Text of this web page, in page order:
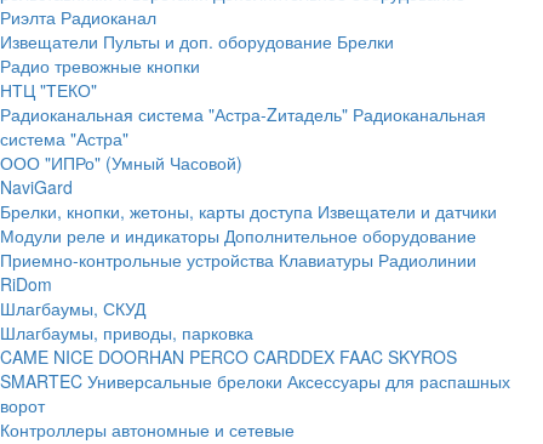
Риэлта Радиоканал
Извещатели Пульты и доп. оборудование Брелки
Радио тревожные кнопки
НТЦ "ТЕКО"
Радиоканальная система "Астра-Zитадель" Радиоканальная
система "Астра"
ООО "ИПРо" (Умный Часовой)
NaviGard
Брелки, кнопки, жетоны, карты доступа Извещатели и датчики
Модули реле и индикаторы Дополнительное оборудование
Приемно-контрольные устройства Клавиатуры Радиолинии
RiDom
Шлагбаумы, СКУД
Шлагбаумы, приводы, парковка
CAME NICE DOORHAN PERCO CARDDEX FAAC SKYROS
SMARTEC Универсальные брелоки Аксессуары для распашных
ворот
Контроллеры автономные и сетевые